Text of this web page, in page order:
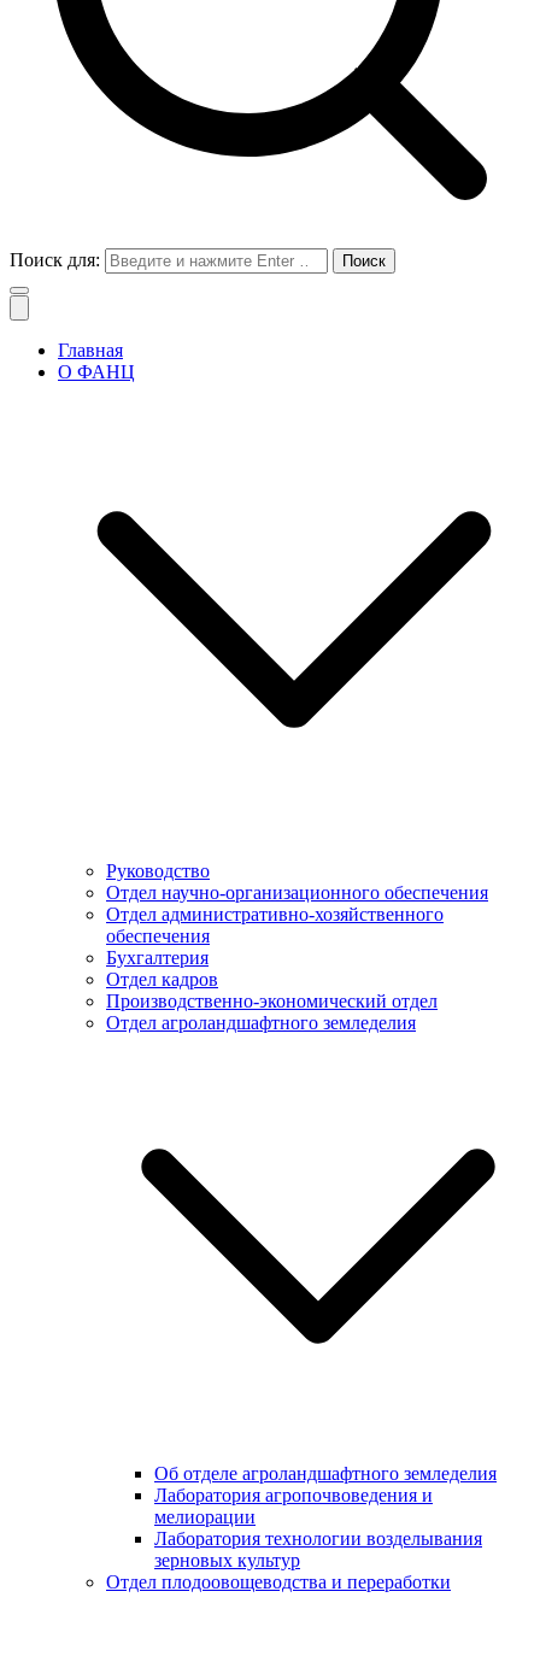
Поиск для:
Главная
О ФАНЦ
Руководство
Отдел научно-организационного обеспечения
Отдел административно-хозяйственного
обеспечения
Бухгалтерия
Отдел кадров
Производственно-экономический отдел
Отдел агроландшафтного земледелия
Об отделе агроландшафтного земледелия
Лаборатория агропочвоведения и
мелиорации
Лаборатория технологии возделывания
зерновых культур
Отдел плодоовощеводства и переработки